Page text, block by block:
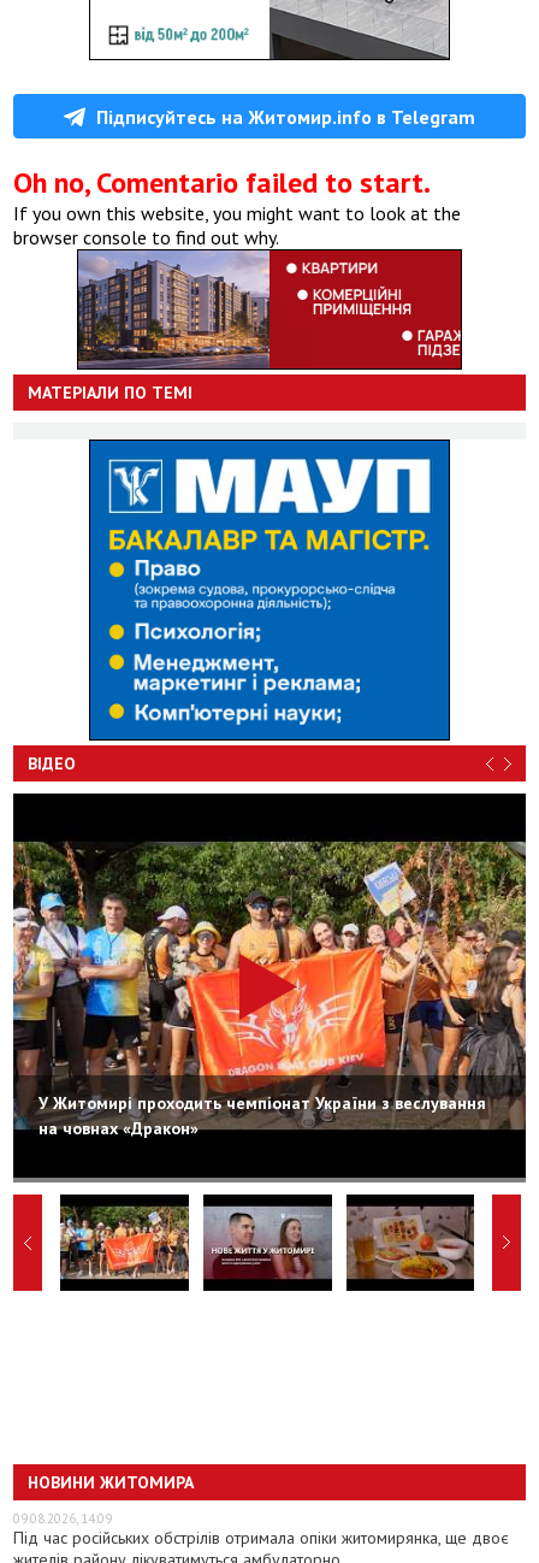
Підписуйтесь на Житомир.info в Telegram
Oh no, Comentario failed to start.
If you own this website, you might want to look at the
browser console to find out why.
МАТЕРІАЛИ ПО ТЕМІ
ВІДЕО
У Житомирі проходить чемпіонат України з веслування
на човнах «Дракон»
НОВИНИ ЖИТОМИРА
09.08.2026, 14:09
Під час російських обстрілів отримала опіки житомирянка, ще двоє